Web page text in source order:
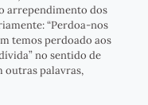
arrependimento dos
“Perdoa-nos
temos perdoado aos
no sentido de
outras palavras,